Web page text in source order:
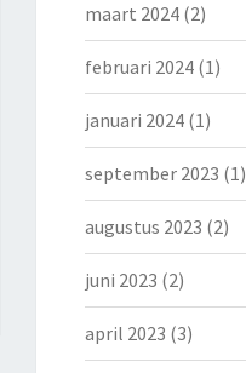
maart 2024(2)
februari 2024(1)
januari 2024(1)
september 2023 (1)
augustus 2023 (2)
juni 2023 (2)
april 2023 (3)